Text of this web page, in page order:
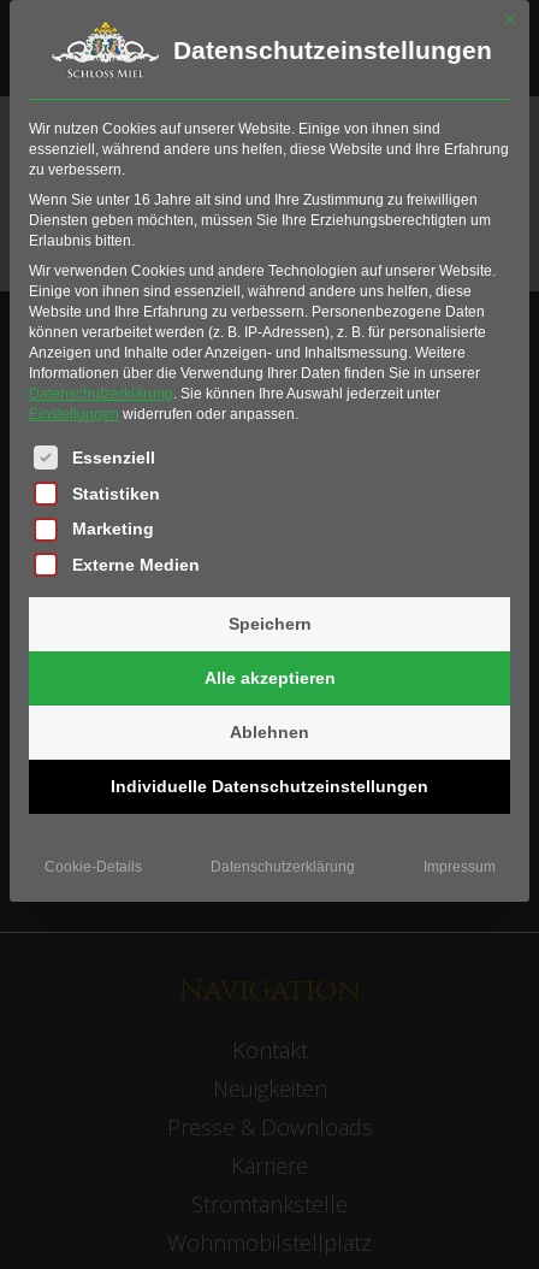
Ihre Bestellung scheint keine
Produkte zu enthalten. Bitte
überprüfen Sie denWarenkorb.
Folgen Sie uns
Mitglied werden
Werden Sie Mitglied im Golf-Club Schloss Miel
Newsletter
Melden Sie sich zu unserem Newsletter an
Navigation
Kontakt
Neuigkeiten
Presse & Downloads
Karriere
Stromtankstelle
Wohnmobilstellplatz
Mit
Datenschutzeinstellungen
Wir nutzen Cookies auf unserer Website. Einige von ihnen sind
essenziell, während andere uns helfen, diese Website und Ihre Erfahrung
zu verbessern.
Wenn Sie unter 16 Jahre alt sind und Ihre Zustimmung zu freiwilligen
Diensten geben möchten, müssen Sie Ihre Erziehungsberechtigten um
Erlaubnis bitten.
Wir verwenden Cookies und andere Technologien auf unserer Website.
Einige von ihnen sind essenziell, während andere uns helfen, diese
Website und Ihre Erfahrung zu verbessern. Personenbezogene Daten
können verarbeitet werden (z. B. IP-Adressen), z. B. für personalisierte
Anzeigen und Inhalte oder Anzeigen- und Inhaltsmessung. Weitere
Informationen über die Verwendung Ihrer Daten finden Sie in unserer
Datenschutzerklärung. Sie können Ihre Auswahl jederzeit unter
Einstellungen widerrufen oder anpassen.
Es folgt eine Liste der Service-Gruppen, für die eine
Essenziell
Statistiken
Marketing
Externe Medien
Speichern
Alle akzeptieren
Ablehnen
Individuelle Datenschutzeinstellungen
Cookie-Details Datenschutzerklärung Impressum